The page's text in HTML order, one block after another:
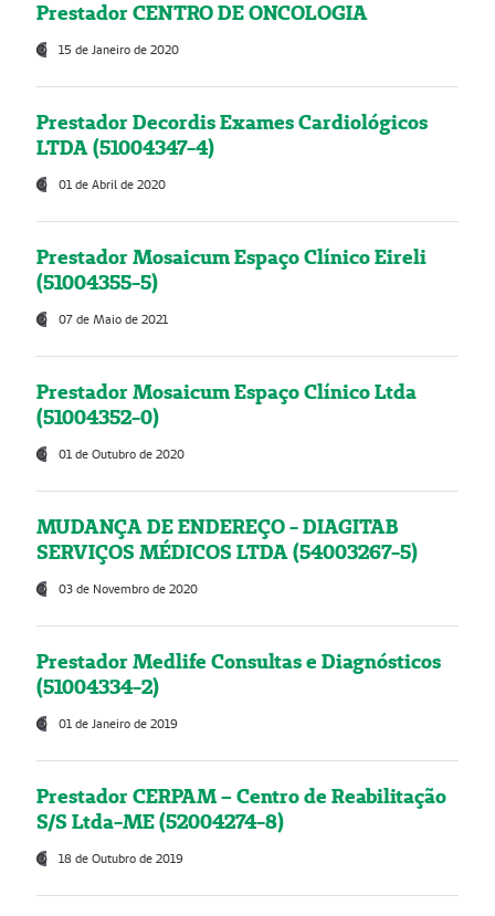
Prestador CENTRO DE ONCOLOGIA
15 de Janeiro de 2020
Prestador Decordis Exames Cardiológicos
LTDA (51004347-4)
01 de Abril de 2020
Prestador Mosaicum Espaço Clínico Eireli
(51004355-5)
07 de Maio de 2021
Prestador Mosaicum Espaço Clínico Ltda
(51004352-0)
01 de Outubro de 2020
MUDANÇA DE ENDEREÇO - DIAGITAB
SERVIÇOS MÉDICOS LTDA (54003267-5)
03 de Novembro de 2020
Prestador Medlife Consultas e Diagnósticos
(51004334-2)
01 de Janeiro de 2019
Prestador CERPAM – Centro de Reabilitação
S/S Ltda-ME (52004274-8)
18 de Outubro de 2019